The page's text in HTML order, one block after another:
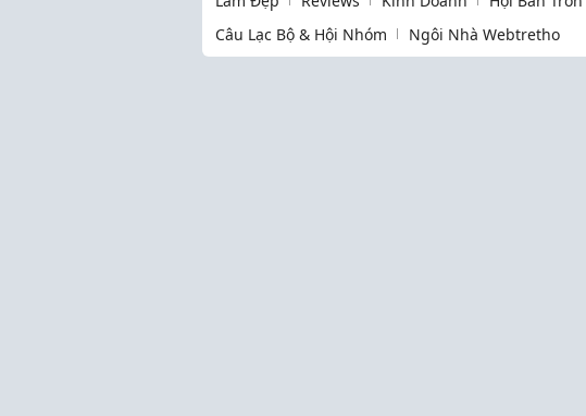
Câu Lạc Bộ & Hội Nhóm
Ngôi Nhà Webtretho